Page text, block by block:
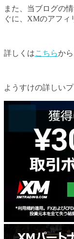
また、当ブログの
ぐに、XMのアフィ
詳しくはこちらか
ようすけの詳しい